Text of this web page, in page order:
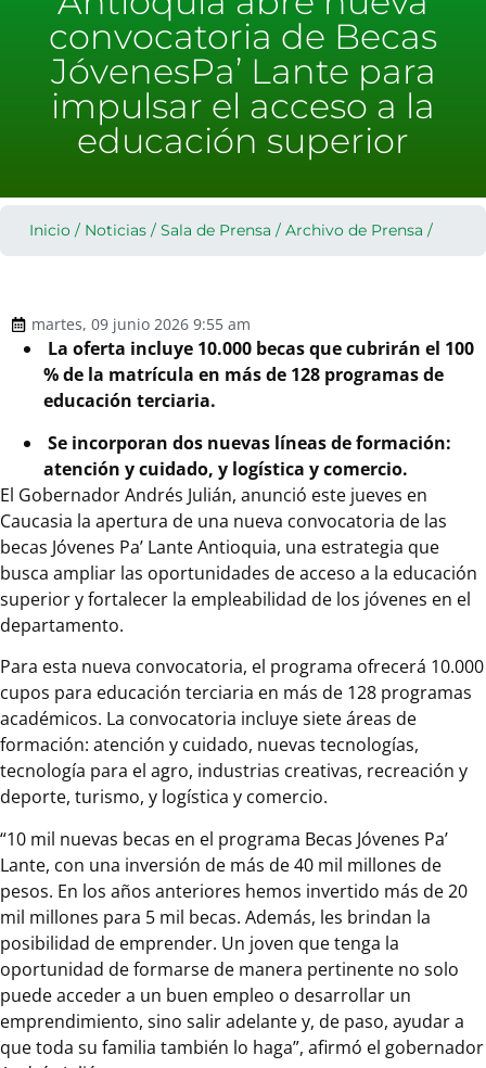
convocatoria de Becas
JóvenesPa’ Lante para
impulsar el acceso a la
educación superior
Inicio / Noticias / Sala de Prensa / Archivo de Prensa /
martes, 09 junio 2026 9:55 am
La oferta incluye 10.000 becas que cubrirán el 100
% de la matrícula en más de 128 programas de
educación terciaria.
Se incorporan dos nuevas líneas de formación:
atención y cuidado, y logística ycomercio.
El Gobernador Andrés Julián, anunció este jueves en
Caucasia la apertura de una nueva convocatoria de las
becas Jóvenes Pa’ Lante Antioquia, una estrategia que
busca ampliar las oportunidades de acceso a la educación
superior y fortalecer la empleabilidad de los jóvenes en el
departamento.
Para esta nueva convocatoria, el programa ofrecerá 10.000
cupos para educación terciaria en más de 128 programas
académicos. La convocatoria incluye siete áreas de
formación: atención y cuidado, nuevas tecnologías,
tecnología para el agro, industrias creativas, recreación y
deporte, turismo, y logística y comercio.
“10 mil nuevas becas en el programa Becas Jóvenes Pa’
Lante, con una inversión de más de 40 mil millones de
pesos. En los años anteriores hemos invertido más de 20
mil millones para 5 mil becas. Además, les brindan la
posibilidad de emprender. Un joven que tenga la
oportunidad de formarse de manera pertinente no solo
puede acceder a un buen empleo o desarrollar un
emprendimiento, sino salir adelante y, de paso, ayudar a
que toda su familia también lo haga”, afirmó el gobernador